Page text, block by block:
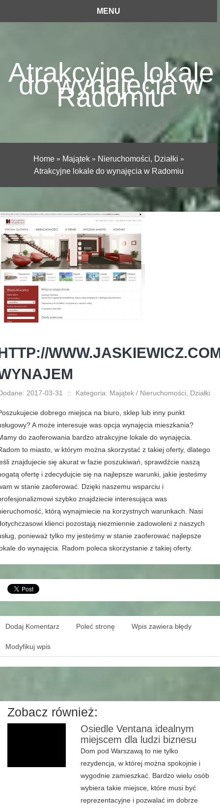
MENU
Atrakcyjne lokale
do wynajęcia w
Radomiu
Home» Majątek» Nieruchomości, Działki »
Atrakcyjne lokale do wynajęcia w Radomiu
2017-03-31 :: Kategoria: Majątek / Nieruchomości, Działki
dobrego miejsca na biuro, sklep lub inny punkt
A może interesuje was opcja wynajęcia mieszkania?
do zaoferowania bardzo atrakcyjne lokale do wynajęcia.
to miasto, w którym można skorzystać z takiej oferty, dlatego
znajdujecie się akurat w fazie poszukiwań, sprawdźcie naszą
ofertę i zdecydujcie się na najlepsze warunki, jakie jesteśmy
w stanie zaoferować. Dzięki naszemu wsparciu i
szybko znajdziecie interesująca was
którą wynajmiecie na korzystnych warunkach. Nasi
klienci pozostają niezmiennie zadowoleni z naszych
ponieważ tylko my jesteśmy w stanie zaoferować najlepsze
do wynajęcia. Radom poleca skorzystanie z takiej oferty.
Dodaj Komentarz Poleć stronę Wpis zawiera błędy
Modyfikuj wpis
Zobacz również:
Osiedle Ventana idealnym
miejscem dla ludzi biznesu
Dom pod Warszawą to nie tylko
rezydencja, w której można spokojnie i
wygodnie zamieszkać. Bardzo wielu osób
wybiera takie miejsce, które musi być
reprezentacyjne i pozwalać im dobrze